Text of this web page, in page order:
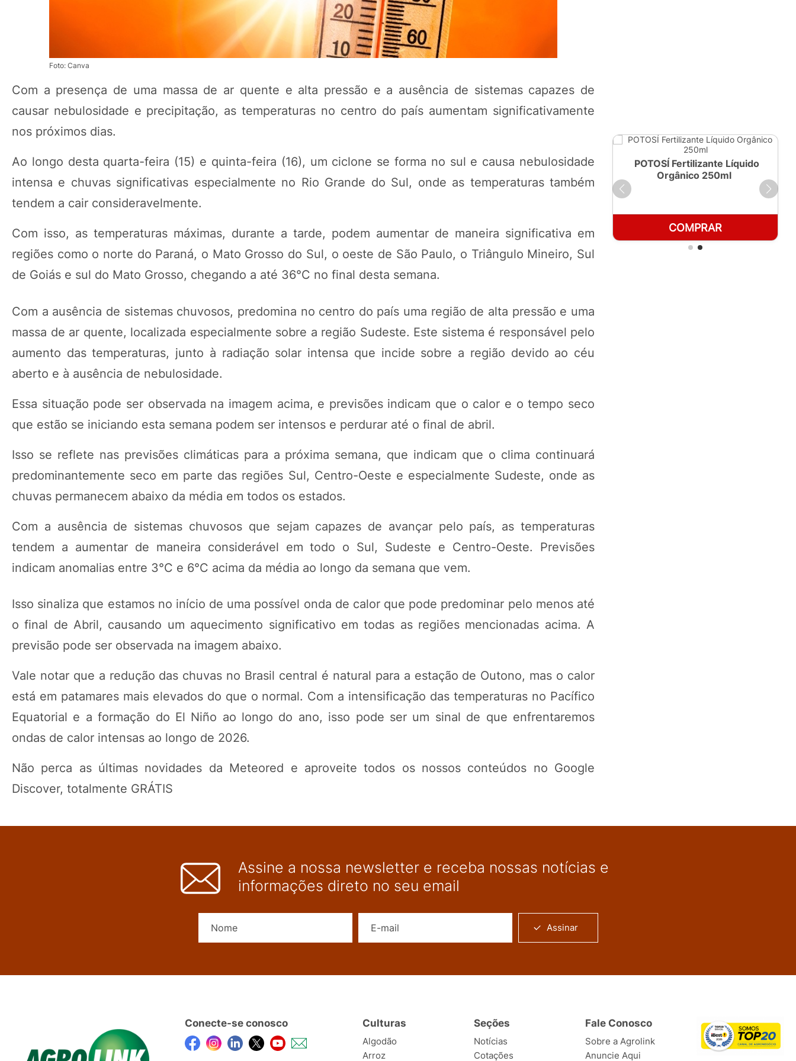
Foto: Canva
Com a presença de uma massa de ar quente e alta pressão e a ausência de sistemas capazes de
causar nebulosidade e precipitação, as temperaturas no centro do país aumentam significativamente
nos próximos dias.
Ao longo desta quarta-feira (15) e quinta-feira (16), um ciclone se forma no sul e causa nebulosidade
intensa e chuvas significativas especialmente no Rio Grande do Sul, onde as temperaturas também
tendem a cair consideravelmente.
Com isso, as temperaturas máximas, durante a tarde, podem aumentar de maneira significativa em
regiões como o norte do Paraná, o Mato Grosso do Sul, o oeste de São Paulo, o Triângulo Mineiro, Sul
de Goiás e sul do Mato Grosso, chegando a até 36°C no final desta semana.
Com a ausência de sistemas chuvosos, predomina no centro do país uma região de alta pressão e uma
massa de ar quente, localizada especialmente sobre a região Sudeste. Este sistema é responsável pelo
aumento das temperaturas, junto à radiação solar intensa que incide sobre a região devido ao céu
aberto e à ausência de nebulosidade.
Essa situação pode ser observada na imagem acima, e previsões indicam que o calor e o tempo seco
que estão se iniciando esta semana podem ser intensos e perdurar até o final de abril.
Isso se reflete nas previsões climáticas para a próxima semana, que indicam que o clima continuará
predominantemente seco em parte das regiões Sul, Centro-Oeste e especialmente Sudeste, onde as
chuvas permanecem abaixo da média em todos os estados.
Com a ausência de sistemas chuvosos que sejam capazes de avançar pelo país, as temperaturas
tendem a aumentar de maneira considerável em todo o Sul, Sudeste e Centro-Oeste. Previsões
indicam anomalias entre 3°C e 6°C acima da média ao longo da semana que vem.
Isso sinaliza que estamos no início de uma possível onda de calor que pode predominar pelo menos até
o final de Abril, causando um aquecimento significativo em todas as regiões mencionadas acima. A
previsão pode ser observada na imagem abaixo.
Vale notar que a redução das chuvas no Brasil central é natural para a estação de Outono, mas o calor
está em patamares mais elevados do que o normal. Com a intensificação das temperaturas no Pacífico
Equatorial e a formação do El Niño ao longo do ano, isso pode ser um sinal de que enfrentaremos
ondas de calor intensas ao longo de 2026.
Não perca as últimas novidades da Meteored e aproveite todos os nossos conteúdos no Google
Discover, totalmente GRÁTIS
POTOSÍ Fertilizante Líquido
COMPRAR
POTOSÍ Fertilizante Líquido
Orgânico 250ml
COMPRAR
Assine a nossa newsletter e receba nossas notícias e
informações direto no seu email
Assinar
Conecte-se conosco Culturas
Algodão
Arroz
Seções
Notícias
Cotações
Fale Conosco
Sobre a Agrolink
Anuncie Aqui